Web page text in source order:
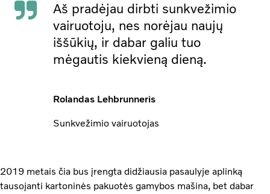
Aš pradėjau dirbti sunkvežimio
vairuotoju, nes norėjau naujų
iššūkių, ir dabar galiu tuo
mėgautis kiekvieną dieną.
Rolandas Lehbrunneris
Sunkvežimio vairuotojas
2019 metais čia bus įrengta didžiausia pasaulyje aplinką
tausojanti kartoninės pakuotės gamybos mašina, bet dabar